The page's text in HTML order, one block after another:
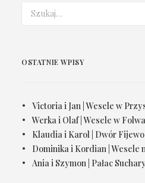
OSTATNIE WPISY
Victoria i Jan | Wesele w
Werka i Olaf | Wesele w
Klaudia i Karol | Dwór
Dominika i Kordian | Wesele
Ania i Szymon | Pałac